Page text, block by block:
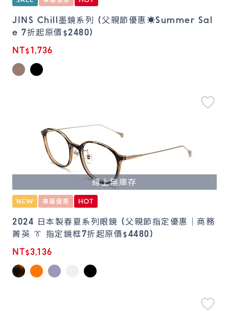
JINS Chill墨鏡系列 (父親節優惠☀️Summer Sal
e 7折起原價$2480)
NT$1,736
線上無庫存
2024 日本製春夏系列眼鏡 (父親節指定優惠｜商務
菁英 👔 指定鏡框7折起原價$4480)
NT$3,136